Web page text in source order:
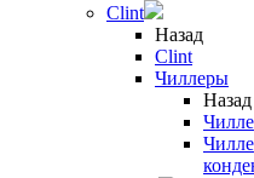
Clint
Назад
Clint
Чиллеры
Назад